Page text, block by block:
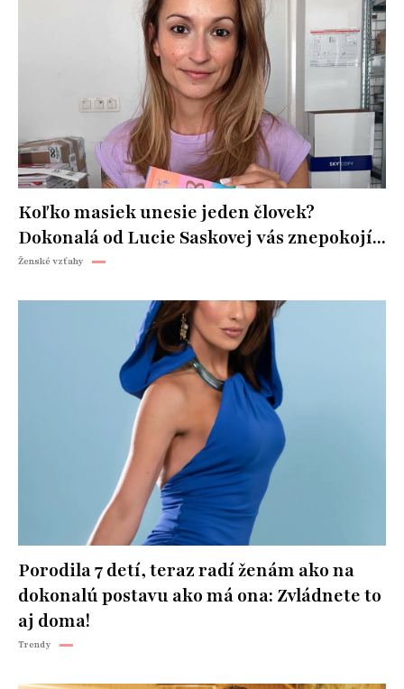
Koľko masiek unesie jeden človek?
Dokonalá od Lucie Saskovej vás znepokojí...
Ženské vzťahy
Porodila 7 detí, teraz radí ženám ako na
dokonalú postavu ako má ona: Zvládnete to
aj doma!
Trendy